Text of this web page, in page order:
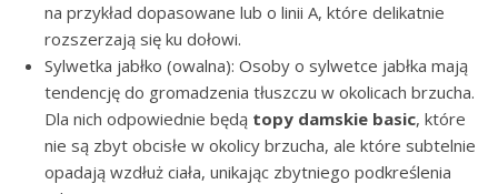
na przykład dopasowane lub o linii A, które delikatnie
rozszerzają się ku dołowi.
Sylwetka jabłko (owalna): Osoby o sylwetce jabłka mają
tendencję do gromadzenia tłuszczu w okolicach brzucha.
Dla nich odpowiednie będą topy damskie basic, które
nie są zbyt obcisłe w okolicy brzucha, ale które subtelnie
opadają wzdłuż ciała, unikając zbytniego podkreślenia